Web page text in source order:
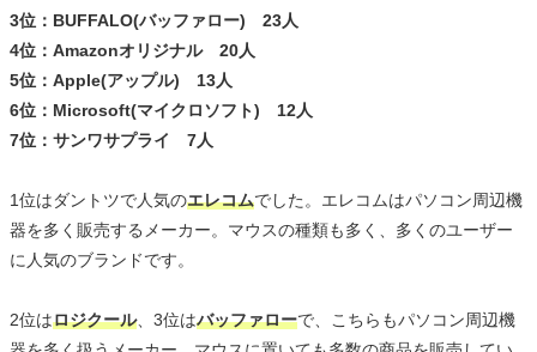
3位：BUFFALO(バッファロー) 23人
4位：Amazonオリジナル 20人
5位：Apple(アップル) 13人
6位：Microsoft(マイクロソフト) 12人
7位：サンワサプライ 7人
1位はダントツで人気のエレコムでした。エレコムはパソコン周辺機
器を多く販売するメーカー。マウスの種類も多く、多くのユーザー
に人気のブランドです。
2位はロジクール、3位はバッファローで、こちらもパソコン周辺機